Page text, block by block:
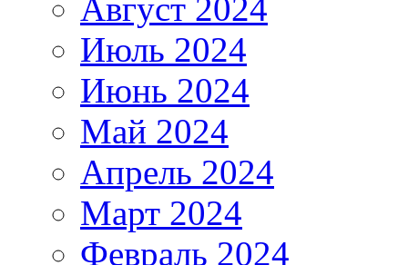
Август 2024
Июль 2024
Июнь 2024
Май 2024
Апрель 2024
Март 2024
Февраль 2024